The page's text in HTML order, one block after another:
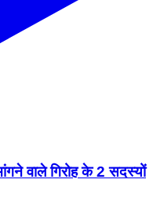
वाले गिरोह के 2 सदस्यों